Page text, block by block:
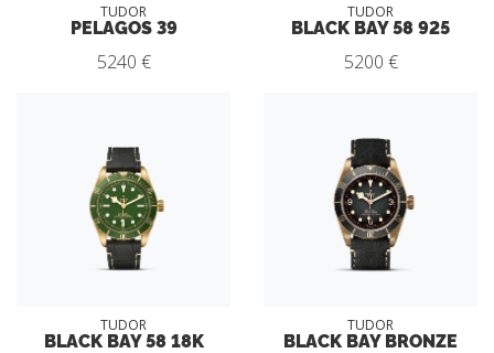
TUDOR
PELAGOS 39
5240 €
TUDOR
BLACK BAY 58 925
5200 €
TUDOR
BLACK BAY 58 18K
TUDOR
BLACK BAY BRONZE